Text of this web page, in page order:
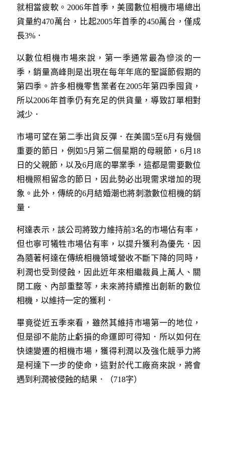
就相當疲軟。2006年首季，美國數位相機市場總出
貨量約470萬台，比起2005年首季的450萬台，僅成
長3%．
以數位相機市場來說，第一季通常最為慘淡的一
季，銷量高峰則是出現在每年年底的聖誕節假期的
第四季。許多相機零售業者在2005年第四季囤貨，
所以2006年首季仍有充足的供貨量，導致訂單相對
減少．
市場可望在第二季出貨反彈．在美國5至6月有幾個
重要的節日，例如5月第二個星期的母親節，6月18
日的父親節，以及6月底的畢業季，這都是需要數位
相機照相留念的節日，因此勢必出現需求增加的現
象。此外，傳統的6月結婚潮也將刺激數位相機的銷
量．
柯達表示，該公司將致力維持前3名的市場佔有率，
但也寧可犧牲市場佔有率，以提升獲利為優先．因
為隨著柯達在傳統相機領域營收不斷下降的同時，
利潤也受到侵蝕，因此近年來相繼裁員上萬人、關
閉工廠、內部重整等，未來將持續推出創新的數位
相機，以維持一定的獲利．
畢竟從近五季來看，雖然其維持市場第一的地位，
但是卻不能防止虧損的命運即可得知．所以如何在
快速變遷的相機市場，獲得利潤以及強化競爭力將
是柯達下一步的使命，這對於代工廠商來說，將會
遇到利潤被侵蝕的結果．（718字）